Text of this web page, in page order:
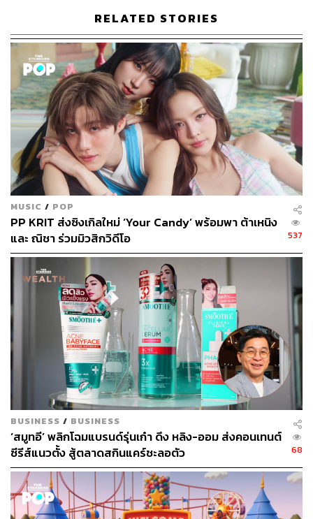
ภัทรณกัญ อนันเต่า
กองบรรณาธิการคัลเจอร์ สำนักข่าว THE
STANDARD
RELATED STORIES
MUSIC / POP
PP KRIT ส่งซิงเกิลใหม่ ‘Your Candy’ พร้อมพา ต้าเหนิง
และ ณิชา ร่วมมิวสิกวิดีโอ
537
BUSINESS / BUSINESS
‘สมูทอี’ พลิกโฉมแบรนด์รุ่นเก๋า ดึง หลิง-ออม ส่งคอนเทนต์
ซีรีส์แนวตั้ง สู้ตลาดสกินแคร์ชะลอตัว
68